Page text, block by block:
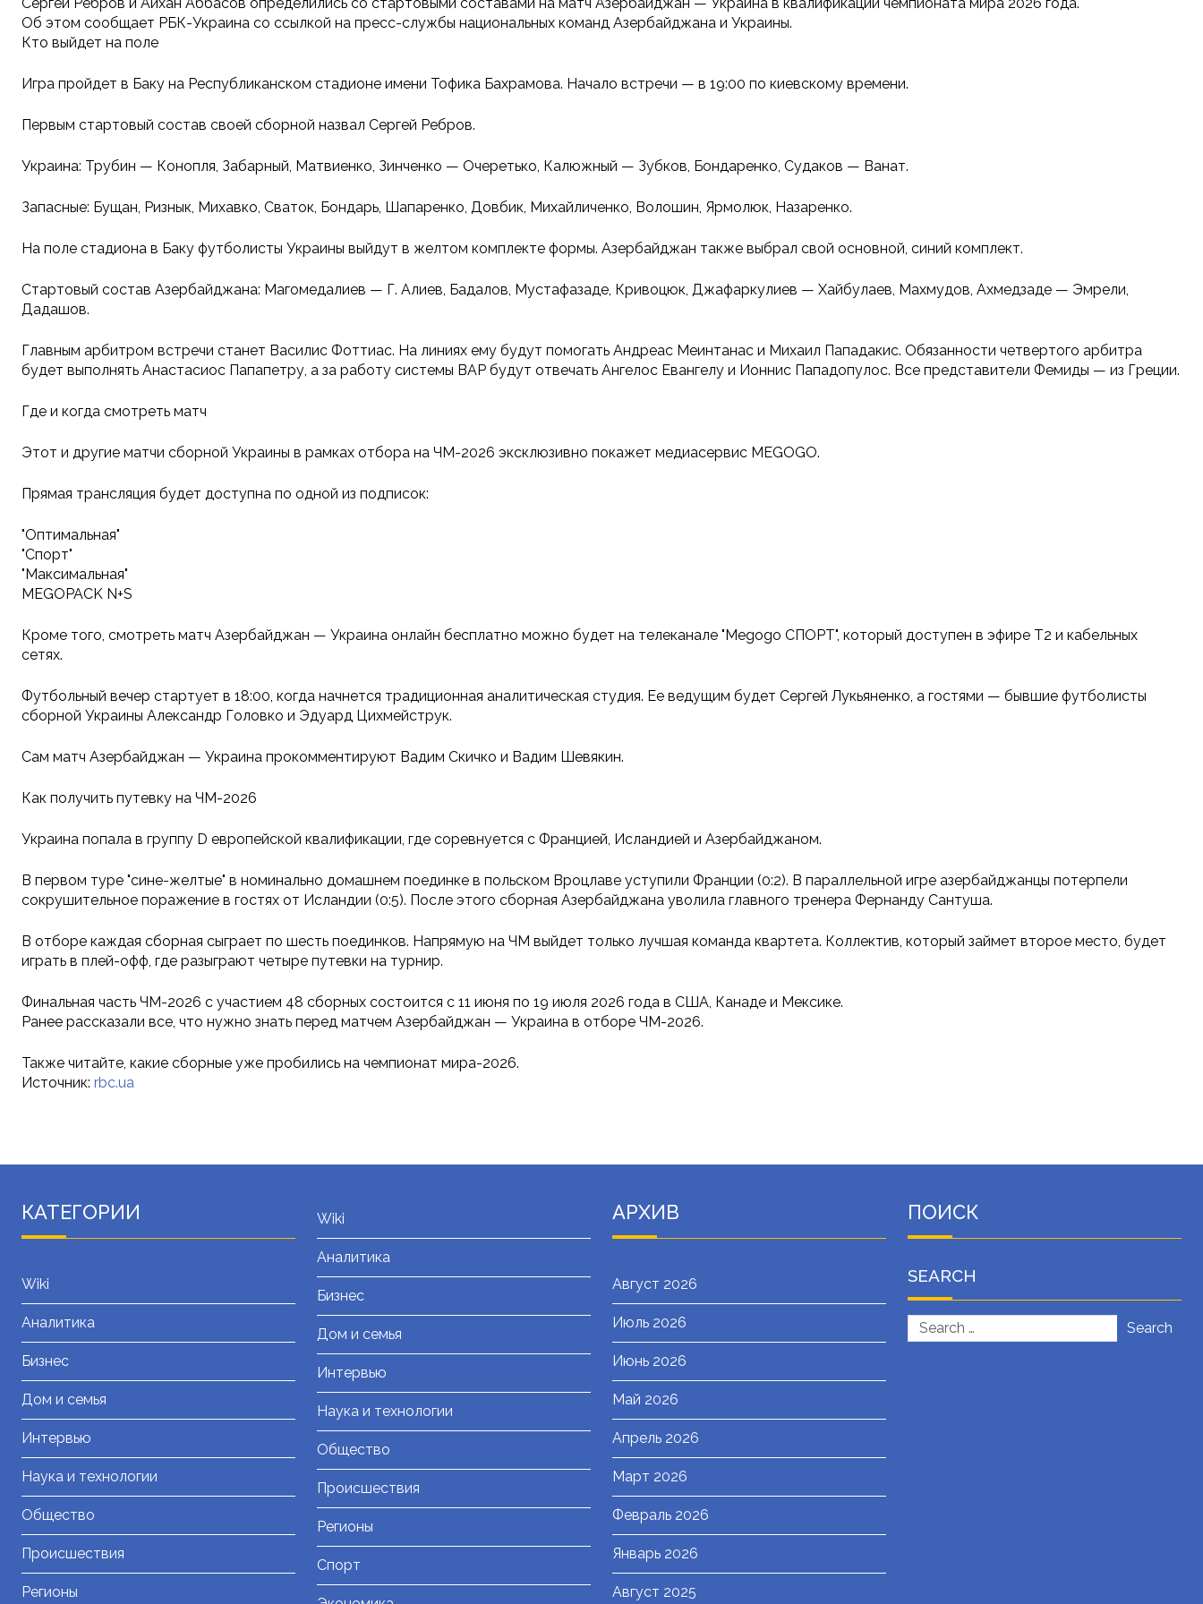
Об этом сообщает РБК-Украина со ссылкой на пресс-службы национальных команд Азербайджана и Украины.
Кто выйдет на поле
Игра пройдет в Баку на Республиканском стадионе имени Тофика Бахрамова. Начало встречи — в 19:00 по киевскому времени.
Первым стартовый состав своей сборной назвал Сергей Ребров.
Украина: Трубин — Конопля, Забарный, Матвиенко, Зинченко — Очеретько, Калюжный — Зубков, Бондаренко, Судаков — Ванат.
Запасные: Бущан, Ризнык, Михавко, Сваток, Бондарь, Шапаренко, Довбик, Михайличенко, Волошин, Ярмолюк, Назаренко.
На поле стадиона в Баку футболисты Украины выйдут в желтом комплекте формы. Азербайджан также выбрал свой основной, синий комплект.
Стартовый состав Азербайджана: Магомедалиев — Г. Алиев, Бадалов, Мустафазаде, Кривоцюк, Джафаркулиев — Хайбулаев, Махмудов, Ахмедзаде — Эмрели,
Дадашов.
Главным арбитром встречи станет Василис Фоттиас. На линиях ему будут помогать Андреас Меинтанас и Михаил Пападакис. Обязанности четвертого арбитра
будет выполнять Анастасиос Папапетру, а за работу системы ВАР будут отвечать Ангелос Евангелу и Ионнис Пападопулос. Все представители Фемиды — из Греции.
Где и когда смотреть матч
Этот и другие матчи сборной Украины в рамках отбора на ЧМ-2026 эксклюзивно покажет медиасервис MEGOGO.
Прямая трансляция будет доступна по одной из подписок:
"Оптимальная"
"Спорт"
"Максимальная"
MEGOPACK N+S
Кроме того, смотреть матч Азербайджан — Украина онлайн бесплатно можно будет на телеканале "Megogo СПОРТ", который доступен в эфире Т2 и кабельных
сетях.
Футбольный вечер стартует в 18:00, когда начнется традиционная аналитическая студия. Ее ведущим будет Сергей Лукьяненко, а гостями — бывшие футболисты
сборной Украины Александр Головко и Эдуард Цихмейструк.
Сам матч Азербайджан — Украина прокомментируют Вадим Скичко и Вадим Шевякин.
Как получить путевку на ЧМ-2026
Украина попала в группу D европейской квалификации, где соревнуется с Францией, Исландией и Азербайджаном.
В первом туре "сине-желтые" в номинально домашнем поединке в польском Вроцлаве уступили Франции (0:2). В параллельной игре азербайджанцы потерпели
сокрушительное поражение в гостях от Исландии (0:5). После этого сборная Азербайджана уволила главного тренера Фернанду Сантуша.
В отборе каждая сборная сыграет по шесть поединков. Напрямую на ЧМ выйдет только лучшая команда квартета. Коллектив, который займет второе место, будет
играть в плей-офф, где разыграют четыре путевки на турнир.
Финальная часть ЧМ-2026 с участием 48 сборных состоится с 11 июня по 19 июля 2026 года в США, Канаде и Мексике.
Ранее рассказали все, что нужно знать перед матчем Азербайджан — Украина в отборе ЧМ-2026.
Также читайте, какие сборные уже пробились на чемпионат мира-2026.
Источник: rbc.ua
КАТЕГОРИИ
Wiki
Аналитика
Бизнес
Дом и семья
Интервью
Наука и технологии
Общество
Происшествия
Регионы
Wiki
Аналитика
Бизнес
Дом и семья
Интервью
Наука и технологии
Общество
Происшествия
Регионы
Спорт
АРХИВ
Август 2026
Июль 2026
Июнь 2026
Май 2026
Апрель 2026
Март 2026
Февраль 2026
Январь 2026
Август 2025
ПОИСК
SEARCH
Search